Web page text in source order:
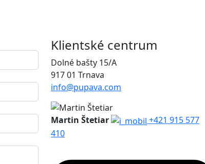
Klientské centrum
Dolné bašty 15/A
917 01 Trnava
info@pupava.com
Martin Štetiar
+421 915 577
410